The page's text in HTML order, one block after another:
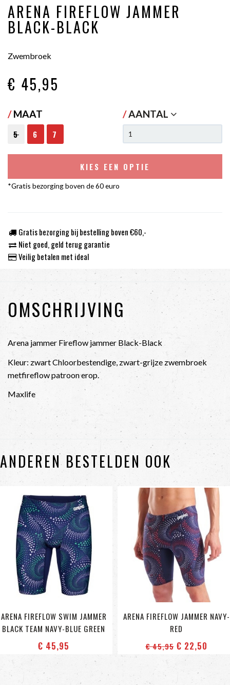
ARENA FIREFLOW JAMMER
BLACK-BLACK
Zwembroek
€ 45,95
/MAAT
5 6 7
/AANTAL
KIES EEN OPTIE
*Gratis bezorging boven de 60 euro
Gratis bezorging bij bestelling boven €60,-
Niet goed, geld terug garantie
Veilig betalen met ideal
OMSCHRIJVING
Arena jammer Fireflow jammer Black-Black
Kleur: zwart Chloorbestendige, zwart-grijze zwembroek
metfireflow patroon erop.
Maxlife
ANDEREN BESTELDEN OOK
ARENA FIREFLOW SWIM JAMMER
BLACK TEAM NAVY-BLUE GREEN
€ 45,95
ARENA FIREFLOW JAMMER NAVY-
RED
€ 45,95€ 22,50